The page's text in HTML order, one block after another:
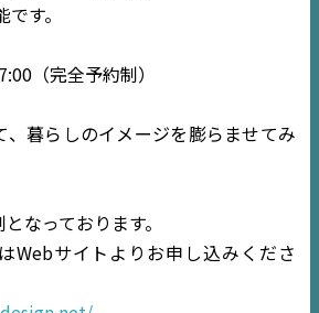
市原 エリア
タルサイネージ
す。
（完全予約制）
、暮らしのイメージを膨らませてみ
なっております。
Webサイトよりお申し込みくださ